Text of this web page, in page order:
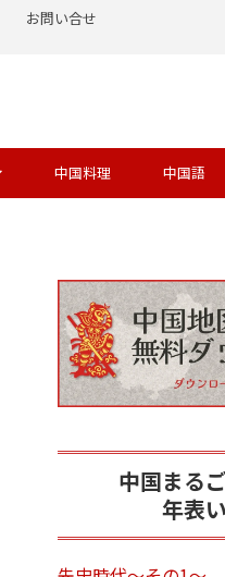
お問い合せ
中国料理 中国語
中国まる
年表